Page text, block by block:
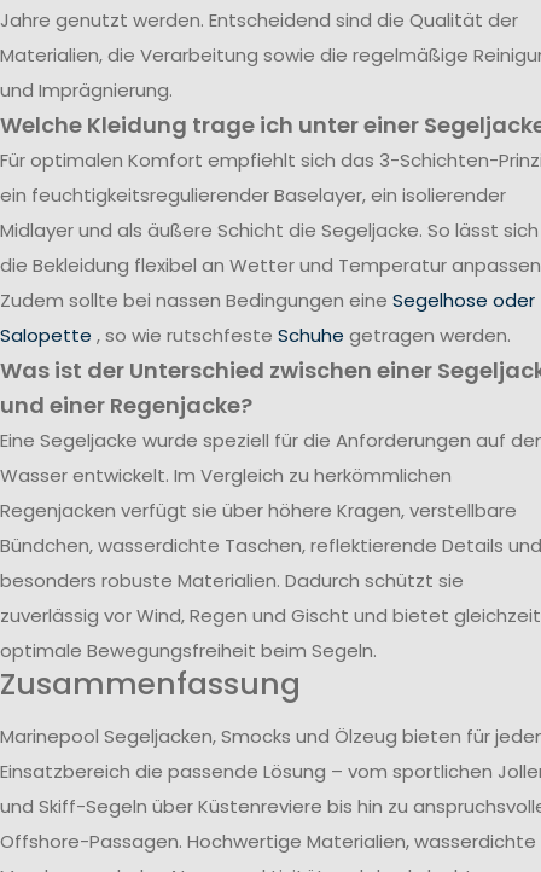
Jahre genutzt werden. Entscheidend sind die Qualität der
Materialien, die Verarbeitung sowie die regelmäßige
und Imprägnierung.
Welche Kleidung trage ich unter einer
Für optimalen Komfort empfiehlt sich das 3-Schichten-
ein feuchtigkeitsregulierender Baselayer, ein isolierender
Midlayer und als äußere Schicht die Segeljacke. So lässt sich
die Bekleidung flexibel an Wetter und Temperatur
Zudem sollte bei nassen Bedingungen eine Segelhose oder
Salopette , so wie rutschfeste Schuhe getragen werden.
Was ist der Unterschied zwischen einer
und einer Regenjacke?
Eine Segeljacke wurde speziell für die Anforderungen auf
Wasser entwickelt. Im Vergleich zu herkömmlichen
Regenjacken verfügt sie über höhere Kragen, verstellbare
Bündchen, wasserdichte Taschen, reflektierende Details und
besonders robuste Materialien. Dadurch schützt sie
zuverlässig vor Wind, Regen und Gischt und bietet
optimale Bewegungsfreiheit beim Segeln.
Zusammenfassung
Marinepool Segeljacken, Smocks und Ölzeug bieten für
Einsatzbereich die passende Lösung – vom sportlichen
und Skiff-Segeln über Küstenreviere bis hin zu
Offshore-Passagen. Hochwertige Materialien, wasserdichte